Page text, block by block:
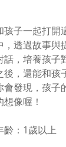
子一起打開
，透過故事與
話，培養孩子
後，還能和孩
會發現，孩子
像喔！
：1歲以上